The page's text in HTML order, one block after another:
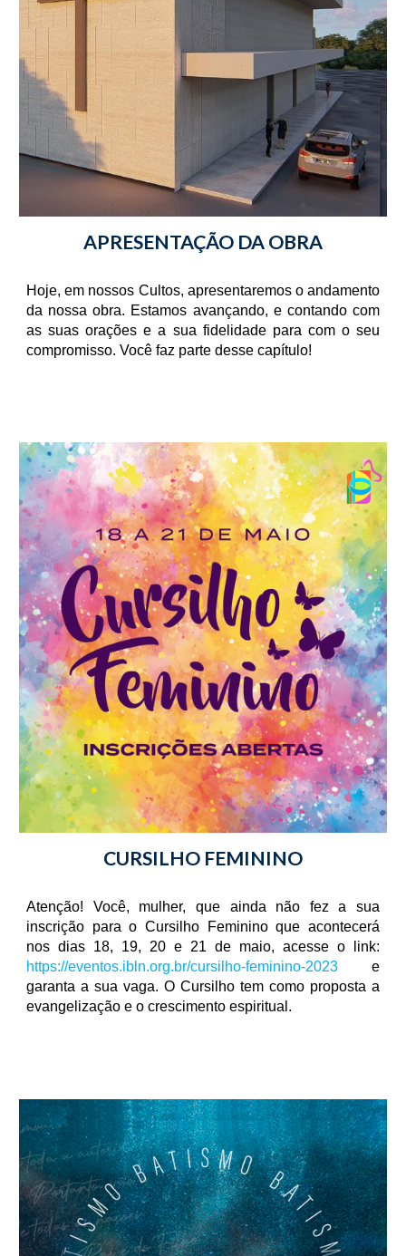
APRESENTAÇÃO DA OBRA
Hoje, em nossos Cultos, apresentaremos o andamento
da nossa obra. Estamos avançando, e contando com
as suas orações e a sua fidelidade para com o seu
compromisso. Você faz parte desse capítulo!
CURSILHO FEMININO
Atenção! Você, mulher, que ainda não fez a sua
inscrição para o Cursilho Feminino que acontecerá
nos dias 18, 19, 20 e 21 de maio, acesse o link:
https://eventos.ibln.org.br/cursilho-feminino-2023 e
garanta a sua vaga. O Cursilho tem como proposta a
evangelização e o crescimento espiritual.